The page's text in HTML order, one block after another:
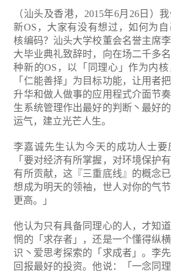
（汕头及香港，2015年6月26日）
新OS，大家有没有想过，如何为
核编码？汕头大学校董会名誉主席
大毕业典礼致辞时，向在场二千多
种新的OS，以「同理心」作为内
「仁能善择」为目标功能，让用者
升华和做人做事的应用程式介面节
生系统管理作出最好的判断丶最好
运气，建立光芒人生。
李嘉诚先生认为今天的成功人士要
「要对经济有所掌握，对环境保护
有所贡献，这『三重底线』的概念
想成为明天的领袖，世人对你的气
更高。」
他认为只有具备同理心的人，才知
惘的「求存者」，还是一个懂得纵
识丶爱思考探索的「求成者」。李
回报最好的投资。他说：「一念同